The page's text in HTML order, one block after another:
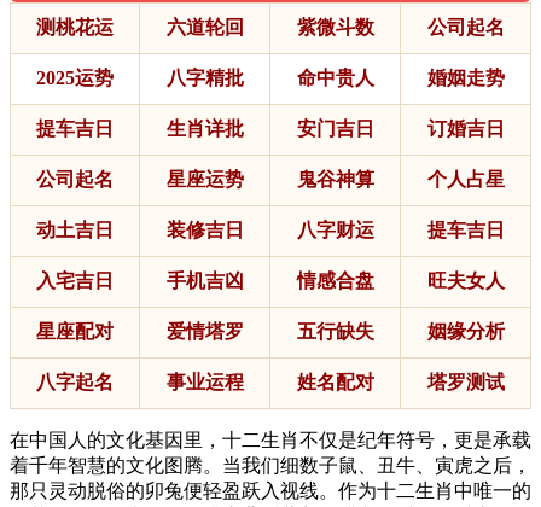
测桃花运 六道轮回 紫微斗数 公司起名
2025运势 八字精批 命中贵人 婚姻走势
提车吉日 生肖详批 安门吉日 订婚吉日
公司起名 星座运势 鬼谷神算 个人占星
动土吉日 装修吉日 八字财运 提车吉日
入宅吉日 手机吉凶 情感合盘 旺夫女人
星座配对 爱情塔罗 五行缺失 姻缘分析
八字起名 事业运程 姓名配对 塔罗测试
在中国人的文化基因里，十二生肖不仅是纪年符号，更是承载
着千年智慧的文化图腾。当我们细数子鼠、丑牛、寅虎之后，
那只灵动脱俗的卯兔便轻盈跃入视线。作为十二生肖中唯一的